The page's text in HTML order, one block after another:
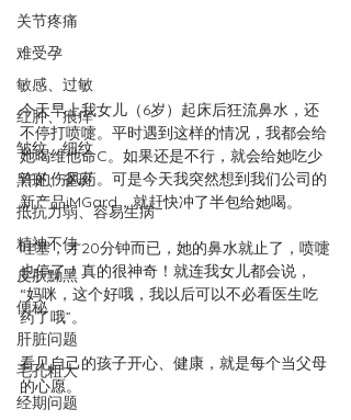
关节疼痛
难受孕
敏感、过敏
红肿、痕痒
皱纹、细纹
黑斑、雀斑
抵抗力弱、容易生病
精神不佳
皮肤黝黑
便秘
肝脏问题
毛孔粗大
经期问题
今天早上我女儿（6岁）起床后狂流鼻水，还
不停打喷嚏。平时遇到这样的情况，我都会给
她喝维他命C。如果还是不行，就会给她吃少
许的伤风药。可是今天我突然想到我们公司的
新产品iMGard，就赶快冲了半包给她喝。
哇塞，才20分钟而已，她的鼻水就止了，喷嚏
也停了！真的很神奇！就连我女儿都会说，
“妈咪，这个好哦，我以后可以不必看医生吃
药了哦”。
看见自己的孩子开心、健康，就是每个当父母
的心愿。